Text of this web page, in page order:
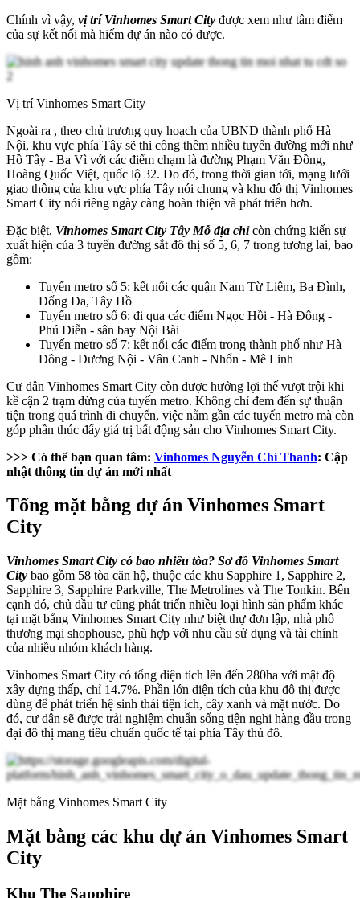
Chính vì vậy, vị trí Vinhomes Smart City được xem như tâm điểm
của sự kết nối mà hiếm dự án nào có được.
Vị trí Vinhomes Smart City
Ngoài ra , theo chủ trương quy hoạch của UBND thành phố Hà
Nội, khu vực phía Tây sẽ thi công thêm nhiều tuyến đường mới như
Hồ Tây - Ba Vì với các điểm chạm là đường Phạm Văn Đồng,
Hoàng Quốc Việt, quốc lộ 32. Do đó, trong thời gian tới, mạng lưới
giao thông của khu vực phía Tây nói chung và khu đô thị Vinhomes
Smart City nói riêng ngày càng hoàn thiện và phát triển hơn.
Đặc biệt, Vinhomes Smart City Tây Mỗ địa chỉcòn chứng kiến sự
xuất hiện của 3 tuyến đường sắt đô thị số 5, 6, 7 trong tương lai, bao
gồm:
Tuyến metro số 5: kết nối các quận Nam Từ Liêm, Ba Đình,
Đống Đa, Tây Hồ
Tuyến metro số 6: đi qua các điểm Ngọc Hồi - Hà Đông -
Phú Diễn - sân bay Nội Bài
Tuyến metro số 7: kết nối các điểm trong thành phố như Hà
Đông - Dương Nội - Vân Canh - Nhổn - Mê Linh
Cư dân Vinhomes Smart City còn được hưởng lợi thế vượt trội khi
kề cận 2 trạm dừng của tuyến metro. Không chỉ đem đến sự thuận
tiện trong quá trình di chuyển, việc nằm gần các tuyến metro mà còn
góp phần thúc đẩy giá trị bất động sản cho Vinhomes Smart City.
>>> Có thể bạn quan tâm: Vinhomes Nguyễn Chí Thanh: Cập
nhật thông tin dự án mới nhất
Tổng mặt bằng dự án Vinhomes Smart
City
Vinhomes Smart City có bao nhiêu tòa? Sơ đồ Vinhomes Smart
City bao gồm 58 tòa căn hộ, thuộc các khu Sapphire 1, Sapphire 2,
Sapphire 3, Sapphire Parkville, The Metrolines và The Tonkin. Bên
cạnh đó, chủ đầu tư cũng phát triển nhiều loại hình sản phẩm khác
tại mặt bằng Vinhomes Smart City như biệt thự đơn lập, nhà phố
thương mại shophouse, phù hợp với nhu cầu sử dụng và tài chính
của nhiều nhóm khách hàng.
Vinhomes Smart City có tổng diện tích lên đến 280ha với mật độ
xây dựng thấp, chỉ 14.7%. Phần lớn diện tích của khu đô thị được
dùng để phát triển hệ sinh thái tiện ích, cây xanh và mặt nước. Do
đó, cư dân sẽ được trải nghiệm chuẩn sống tiện nghi hàng đầu trong
đại đô thị mang tiêu chuẩn quốc tế tại phía Tây thủ đô.
Mặt bằng Vinhomes Smart City
Mặt bằng các khu dự án Vinhomes Smart
City
Khu The Sapphire